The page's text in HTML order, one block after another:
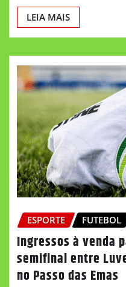
LEIA MAIS
ESPORTE FUTEBOL
Ingressos à venda
semifinal entre
no Passo das Emas